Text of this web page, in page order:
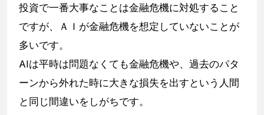
投資で一番大事なことは金融危機に対処すること
ですが、ＡＩが金融危機を想定していないことが
多いです。
AIは平時は問題なくても金融危機や、過去のパタ
ーンから外れた時に大きな損失を出すという人間
と同じ間違いをしがちです。